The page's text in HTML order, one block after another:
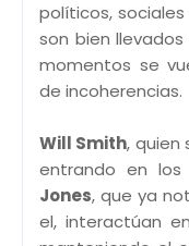
políticos,
son bien
momentos se
de incoherencias.
Will Smith, quien
entrando en
Jones, que ya
el, interactúan